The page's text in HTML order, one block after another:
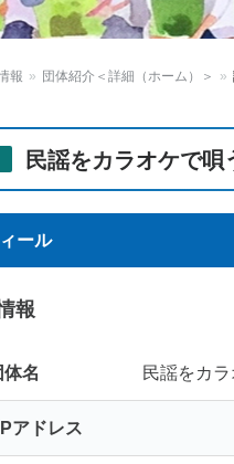
報 » 団体紹介＜詳細（ホーム）＞ »
民謡をカラオケで
ール
報
体名 民謡をカ
アドレス